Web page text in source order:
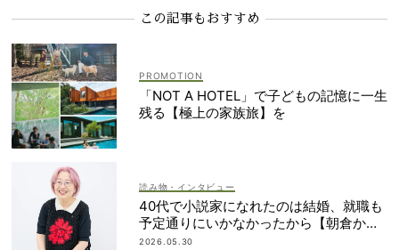
この記事もおすすめ
「NOT A HOTEL」で子どもの記憶に一生
残る【極上の家族旅】を
読み物・インタビュー
40代で小説家になれたのは結婚、就職も
予定通りにいかなかったから【朝倉かす
みさん】
2026.05.30